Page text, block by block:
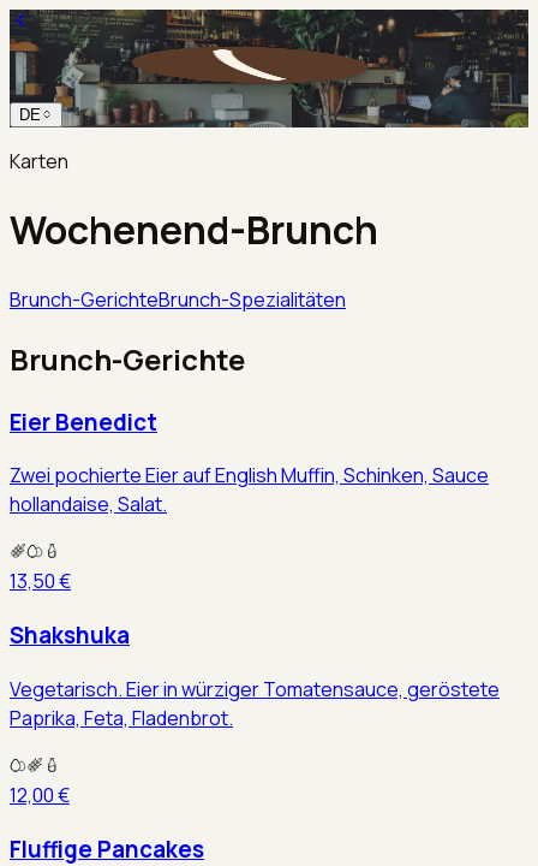
DE
Karten
Wochenend-Brunch
Brunch-GerichteBrunch-Spezialitäten
Brunch-Gerichte
Eier Benedict
Zwei pochierte Eier auf English Muffin, Schinken, Sauce
hollandaise, Salat.
13,50 €
Shakshuka
Vegetarisch. Eier in würziger Tomatensauce, geröstete
Paprika, Feta, Fladenbrot.
12,00 €
Fluffige Pancakes